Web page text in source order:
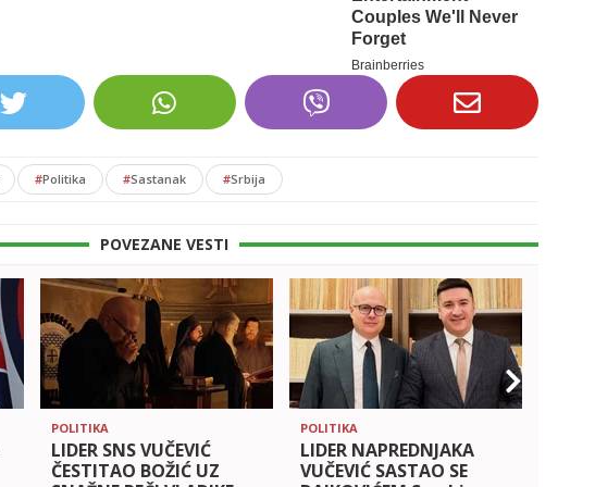
#Politika #Sastanak #Srbija
POVEZANE VESTI
POLITIKA
LIDER SNS VUČEVIĆ
ČESTITAO BOŽIĆ UZ
POLITIKA
LIDER NAPREDNJAKA
VUČEVIĆ SASTAO SE